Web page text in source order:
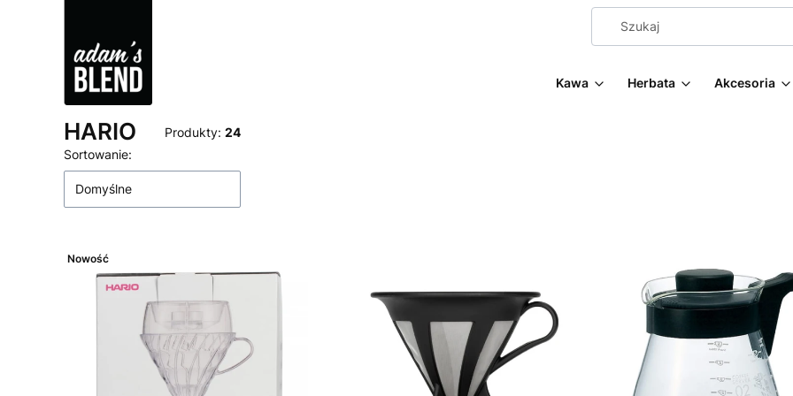
Kawa Herbata Akcesoria
HARIO Produkty: 24
Lista produktów
Sortowanie:
Domyślne
Nowość